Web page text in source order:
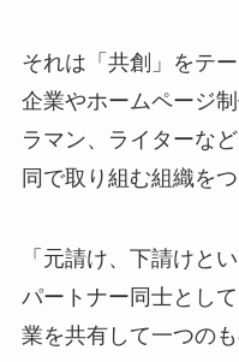
それは「共創」をテ
企業やホームページ
ラマン、ライターな
同で取り組む組織をつ
「元請け、下請けと
パートナー同士とし
業を共有して一つの